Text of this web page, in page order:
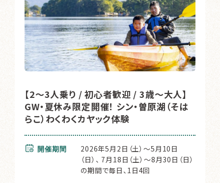
【2〜3人乗り / 初心者歓迎 / 3歳～大人】
GW・夏休み限定開催！ シン・曽原湖（そは
らこ）わくわくカヤック体験
開催期間
2026年5月2日（土）～5月10日
（日）、 7月18日（土）～8月30日（日）
の期間で毎日、1日4回